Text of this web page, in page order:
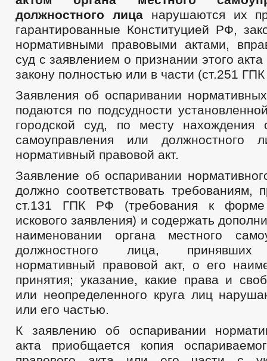
должностного лицанарушаются их
гарантированные Конституцией РФ,
нормативными правовыми актами,
суд с заявлением о признании этого
закону полностью или в части (ст.251
Заявления об оспаривании
подаются по подсудности
городской суд, по месту нахождения
самоуправления или должностного
нормативный правовой акт.
Заявление об оспаривании
должно соответствовать требованиям,
ст.131 ГПК РФ (требования к
искового заявления) и содержать
наименовании органа местного
должностного лица, принявших
нормативный правовой акт, о его
принятия; указание, какие права и
или неопределенного круга лиц
или его частью.
К заявлению об оспаривании
акта приобщается копия